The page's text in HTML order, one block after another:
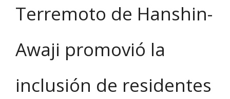
Terremoto de Hanshin-
Awaji promovió la
inclusión de residentes